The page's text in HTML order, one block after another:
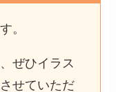
。
ぜひイラス
せていただ